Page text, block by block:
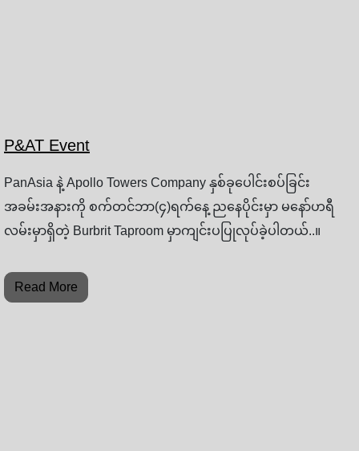
P&AT Event
PanAsia နဲ့ Apollo Towers Company နှစ်ခုပေါင်းစပ်ခြင်း
အခမ်းအနားကို စက်တင်ဘာ(၄)ရက်နေ့ ညနေပိုင်းမှာ မနော်ဟရီ
လမ်းမှာရှိတဲ့ Burbrit Taproom မှာကျင်းပပြုလုပ်ခဲ့ပါတယ်..။
Read More